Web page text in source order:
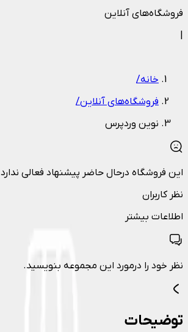
فروشگاه‌های آنلاین
خانه/
فروشگاه‌های آنلاین/
نوین وردپرس
این فروشگاه درحال حاضر پیشنهاد فعالی ندارد
نظر کاربران
اطلاعات بیشتر
نظر خود را درمورد این مجموعه بنویسید.
توضیحات